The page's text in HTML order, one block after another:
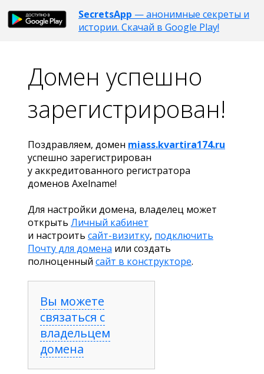
SecretsApp — анонимные секреты и
истории. Скачай в Google Play!
Домен успешно
зарегистрирован!
Поздравляем, домен miass.kvartira174.ru
успешно зарегистрирован
у аккредитованного регистратора
доменов Axelname!
Для настройки домена, владелец может
открыть Личный кабинет
и настроить сайт-визитку, подключить
Почту для домена или создать
полноценный сайт в конструкторе.
Вы можете
связаться с
владельцем
домена